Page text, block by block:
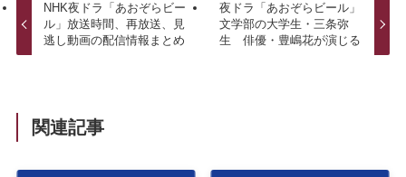
NHK夜ドラ「あおぞらビー
ル」放送時間、再放送、見
逃し動画の配信情報まとめ
夜ドラ「あおぞらビール」
文学部の大学生・三条弥
生 俳優・豊嶋花が演じる
関連記事